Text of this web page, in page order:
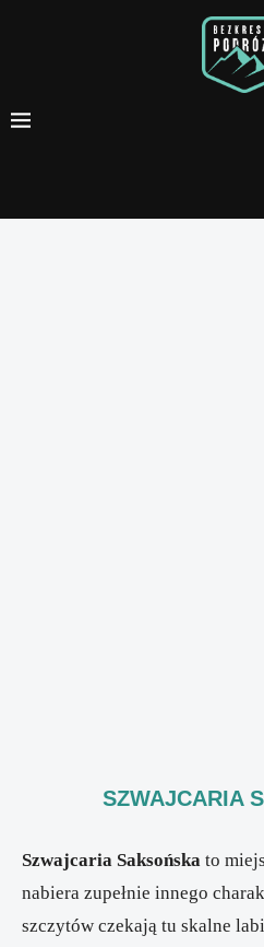
SZWAJCARIA
Szwajcaria Saksońska to
nabiera zupełnie innego
szczytów czekają tu skalne